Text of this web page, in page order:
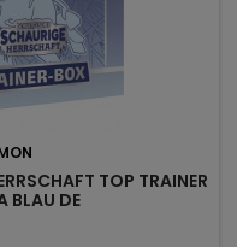
TOP TRAINER
BLAU DE